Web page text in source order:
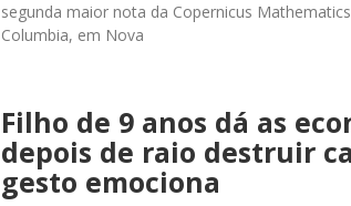
segunda maior nota da Copernicus
Columbia, em Nova
Filho de 9 anos dá as
depois de raio destruir
gesto emociona